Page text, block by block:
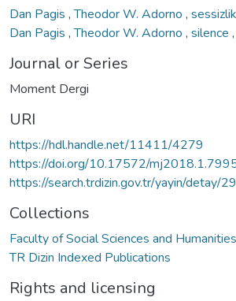
Dan Pagis ,Theodor W. Adorno , sessizlik
Dan Pagis ,Theodor W. Adorno , silence ,
Journal or Series
Moment Dergi
URI
https://hdl.handle.net/11411/4279
https://doi.org/10.17572/
https://search.trdizin.gov.tr/yayin/detay/
Collections
Faculty of Social Sciences and Humanities
TR Dizin Indexed Publications
Rights and licensing